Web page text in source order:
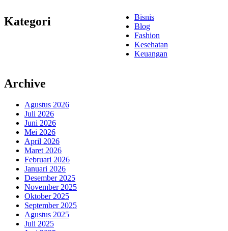
Kategori
Bisnis
Blog
Fashion
Kesehatan
Keuangan
Archive
Agustus 2026
Juli 2026
Juni 2026
Mei 2026
April 2026
Maret 2026
Februari 2026
Januari 2026
Desember 2025
November 2025
Oktober 2025
September 2025
Agustus 2025
Juli 2025